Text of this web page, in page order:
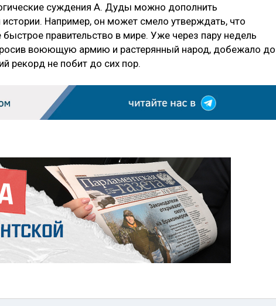
суждения А. Дуды можно дополнить
Например, он может смело утверждать, что
правительство в мире. Уже через пару недель
воюющую армию и растерянный народ, добежало до
рекорд не побит до сих пор.